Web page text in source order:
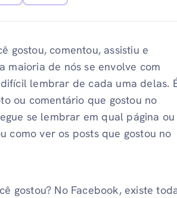
gostou, comentou, assistiu e
maioria de nós se envolve com
lembrar de cada uma delas.
ou comentário que gostou no
se lembrar em qual página ou
como ver os posts que gostou no
gostou? No Facebook, existe